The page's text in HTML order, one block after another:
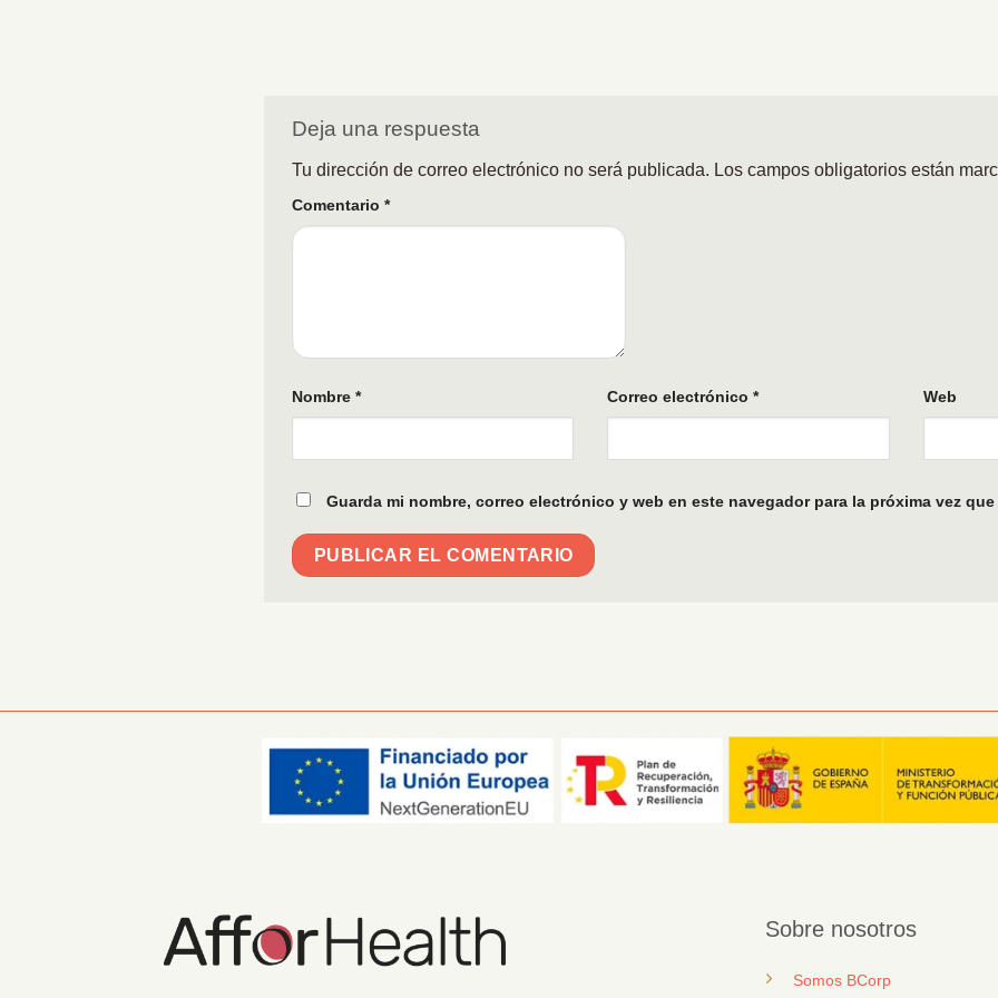
Deja una respuesta
Tu dirección de correo electrónico no será publicada. Los campos obligatorios están
Comentario *
Nombre * Correo electrónico* Web
Guarda mi nombre, correo electrónico y web en este navegador para la próxima vez que
Sobre nosotros
Somos BCorp